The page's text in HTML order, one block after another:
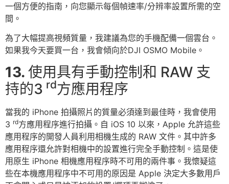
一個方便的指南，向您顯示每個幀速率/分辨率設置所需的空
間。
為了大幅提高視頻質量，我建議為您的手機配備一個雲台。
如果我今天要買一台，我會傾向於DJI OSMO Mobile。
13. 使用具有手動控制和 RAW 支
持的3 rd方應用程序
當我的 iPhone 拍攝照片的質量必須達到最佳時，我會使用
3 rd方應用程序進行拍攝。自 iOS 10 以來，Apple 允許這些
應用程序的開發人員利用相機生成的 RAW 文件。其中許多
應用程序還允許對相機中的設置進行完全手動控制。這是使
用原生 iPhone 相機應用程序時不可用的兩件事。我懷疑這
些在本機應用程序中不可用的原因是 Apple 決定大多數用戶